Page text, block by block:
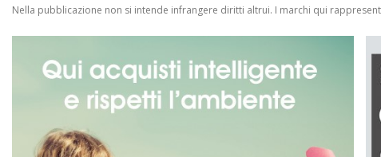
Nella pubblicazione non si intende infrangere diritti altrui. I marchi qui